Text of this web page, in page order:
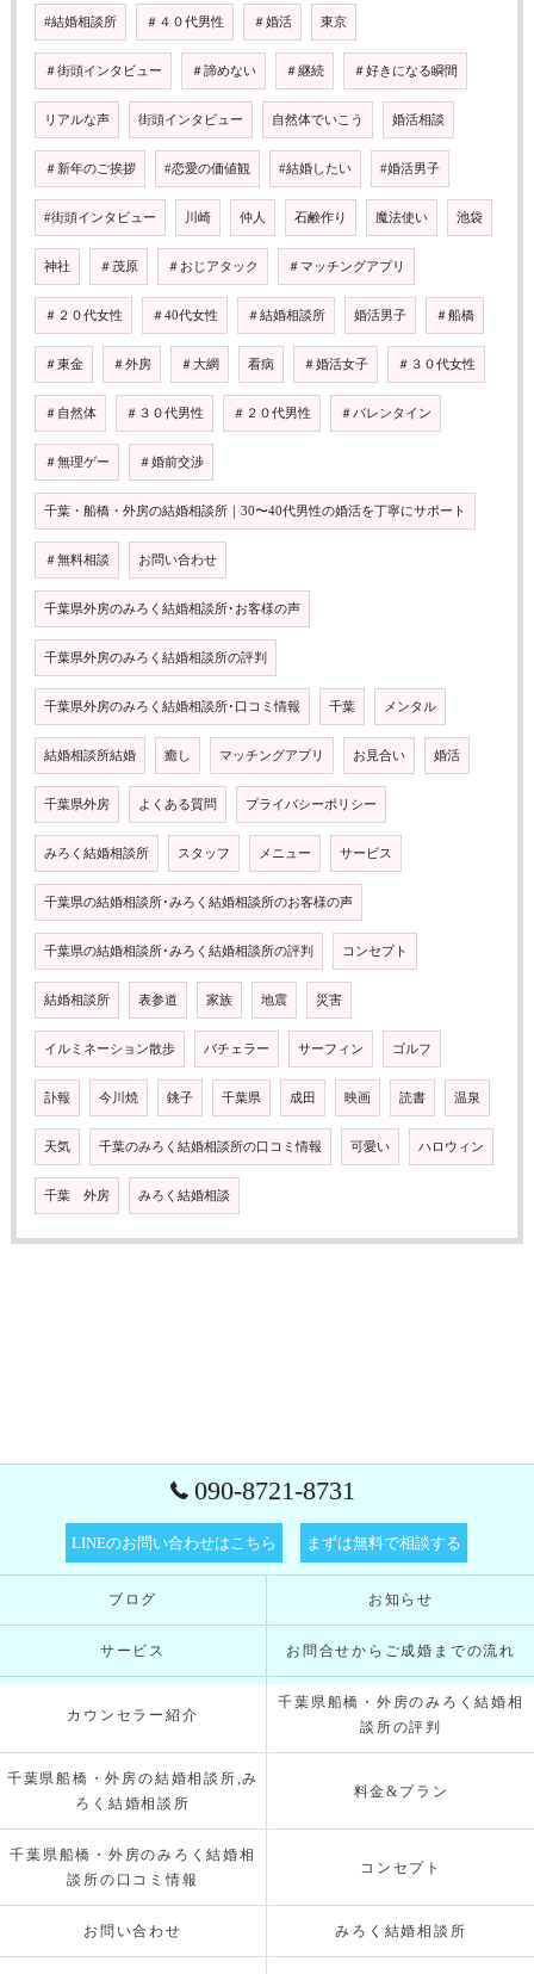
#結婚相談所 ＃４０代男性 ＃婚活 東京
＃街頭インタビュー ＃諦めない ＃継続 ＃好きになる瞬間
リアルな声 街頭インタビュー 自然体でいこう 婚活相談
＃新年のご挨拶 #恋愛の価値観 #結婚したい #婚活男子
#街頭インタビュー 川崎 仲人 石鹸作り 魔法使い 池袋
神社 ＃茂原 ＃おじアタック ＃マッチングアプリ
＃２０代女性 ＃40代女性 ＃結婚相談所 婚活男子 ＃船橋
＃東金 ＃外房 ＃大網 看病 ＃婚活女子 ＃３０代女性
＃自然体 ＃３０代男性 ＃２０代男性 ＃バレンタイン
＃無理ゲー ＃婚前交渉
千葉・船橋・外房の結婚相談所｜30〜40代男性の婚活を丁寧にサポート
＃無料相談 お問い合わせ
千葉県外房のみろく結婚相談所･お客様の声
千葉県外房のみろく結婚相談所の評判
千葉県外房のみろく結婚相談所･口コミ情報 千葉 メンタル
結婚相談所結婚 癒し マッチングアプリ お見合い 婚活
千葉県外房 よくある質問 プライバシーポリシー
みろく結婚相談所 スタッフ メニュー サービス
千葉県の結婚相談所･みろく結婚相談所のお客様の声
千葉県の結婚相談所･みろく結婚相談所の評判 コンセプト
結婚相談所 表参道 家族 地震 災害
イルミネーション散歩 バチェラー サーフィン ゴルフ
訃報 今川焼 銚子 千葉県 成田 映画 読書 温泉
天気 千葉のみろく結婚相談所の口コミ情報 可愛い ハロウィン
千葉 外房 みろく結婚相談
090-8721-8731
LINEのお問い合わせはこちら まずは無料で相談する
ブログ お知らせ
サービス お問合せからご成婚までの流れ
カウンセラー紹介
千葉県船橋・外房のみろく結婚相
談所の評判
千葉県船橋・外房の結婚相談所,み
ろく結婚相談所
料金&プラン
千葉県船橋・外房のみろく結婚相
談所の口コミ情報
コンセプト
お問い合わせ みろく結婚相談所